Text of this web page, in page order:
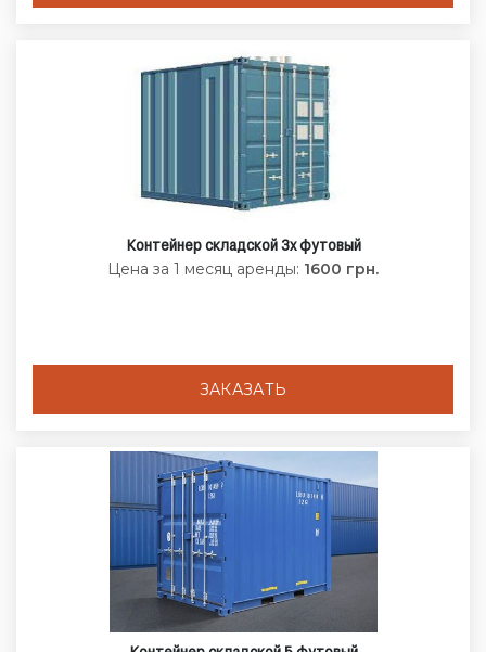
Контейнер складской 3х футовый
Цена за 1 месяц аренды: 1600 грн.
ЗАКАЗАТЬ